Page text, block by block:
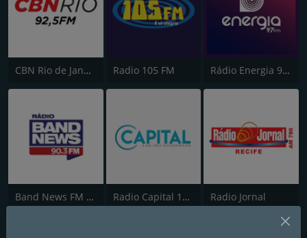
CBN Rio de Janeiro Radio 105 FM Rádio Energia 97 FM
Band News FM - RJ Radio Capital 1040 AM Radio Jornal